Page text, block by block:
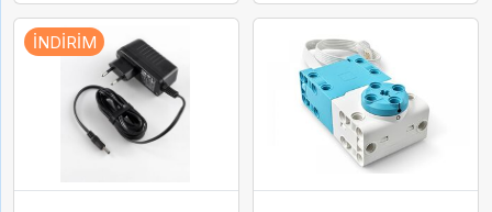
İNDIRIM